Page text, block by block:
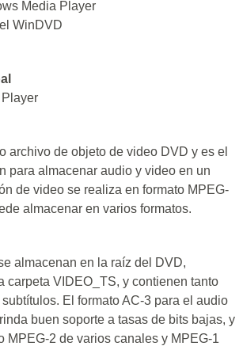
Media Player
WinDVD
archivo de objeto de video DVD y es el
para almacenar audio y video en un
de video se realiza en formato MPEG-
almacenar en varios formatos.
almacenan en la raíz del DVD,
carpeta VIDEO_TS, y contienen tanto
El formato AC-3 para el audio
buen soporte a tasas de bits bajas, y
MPEG-2 de varios canales y MPEG-1